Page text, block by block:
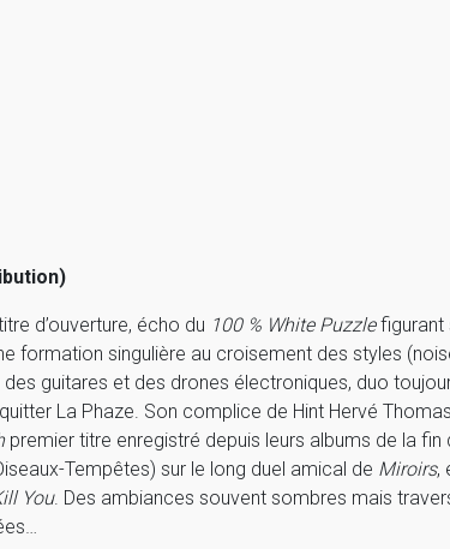
d’ouverture, écho du 100 % White Puzzlefigurant
formation singulière au croisement des styles
guitares et des drones électroniques, duo
La Phaze. Son complice de Hint Hervé
premier titre enregistré depuis leurs albums de la fin
Tempêtes) sur le long duel amical de Miroirs,
You. Des ambiances souvent sombres mais